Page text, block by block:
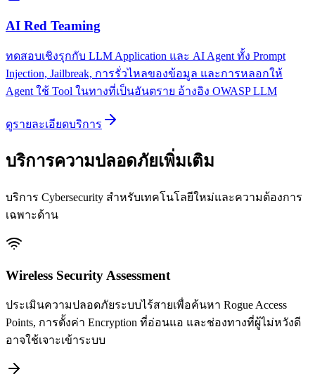
AI Red Teaming
ทดสอบเชิงรุกกับ LLM Application และ AI Agent ทั้ง Prompt
Injection, Jailbreak, การรั่วไหลของข้อมูล และการหลอกให้
Agent ใช้ Tool ในทางที่เป็นอันตราย อ้างอิง OWASP LLM
ดูรายละเอียดบริการ
บริการความปลอดภัยเพิ่มเติม
บริการ Cybersecurity สำหรับเทคโนโลยีใหม่และความต้องการ
เฉพาะด้าน
Wireless Security Assessment
ประเมินความปลอดภัยระบบไร้สายเพื่อค้นหา Rogue Access
Points, การตั้งค่า Encryption ที่อ่อนแอ และช่องทางที่ผู้ไม่หวังดี
อาจใช้เจาะเข้าระบบ